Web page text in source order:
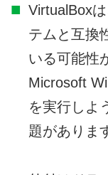
VirtualBox
テムと互換
いる可能性
Microsoft
を実行しよ
題がありま